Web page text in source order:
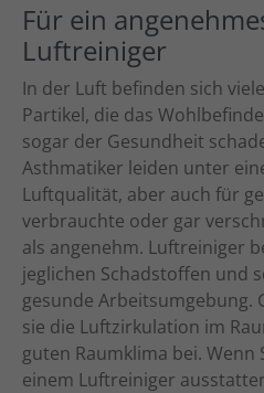
Für ein
Luftreiniger
In der Luft befinden sich
Partikel, die das
sogar der Gesundheit
Asthmatiker leiden unter
Luftqualität, aber auch für
verbrauchte oder gar
als angenehm. Luftreiniger
jeglichen Schadstoffen und
gesunde Arbeitsumgebung.
sie die Luftzirkulation im
guten Raumklima bei.
einem Luftreiniger